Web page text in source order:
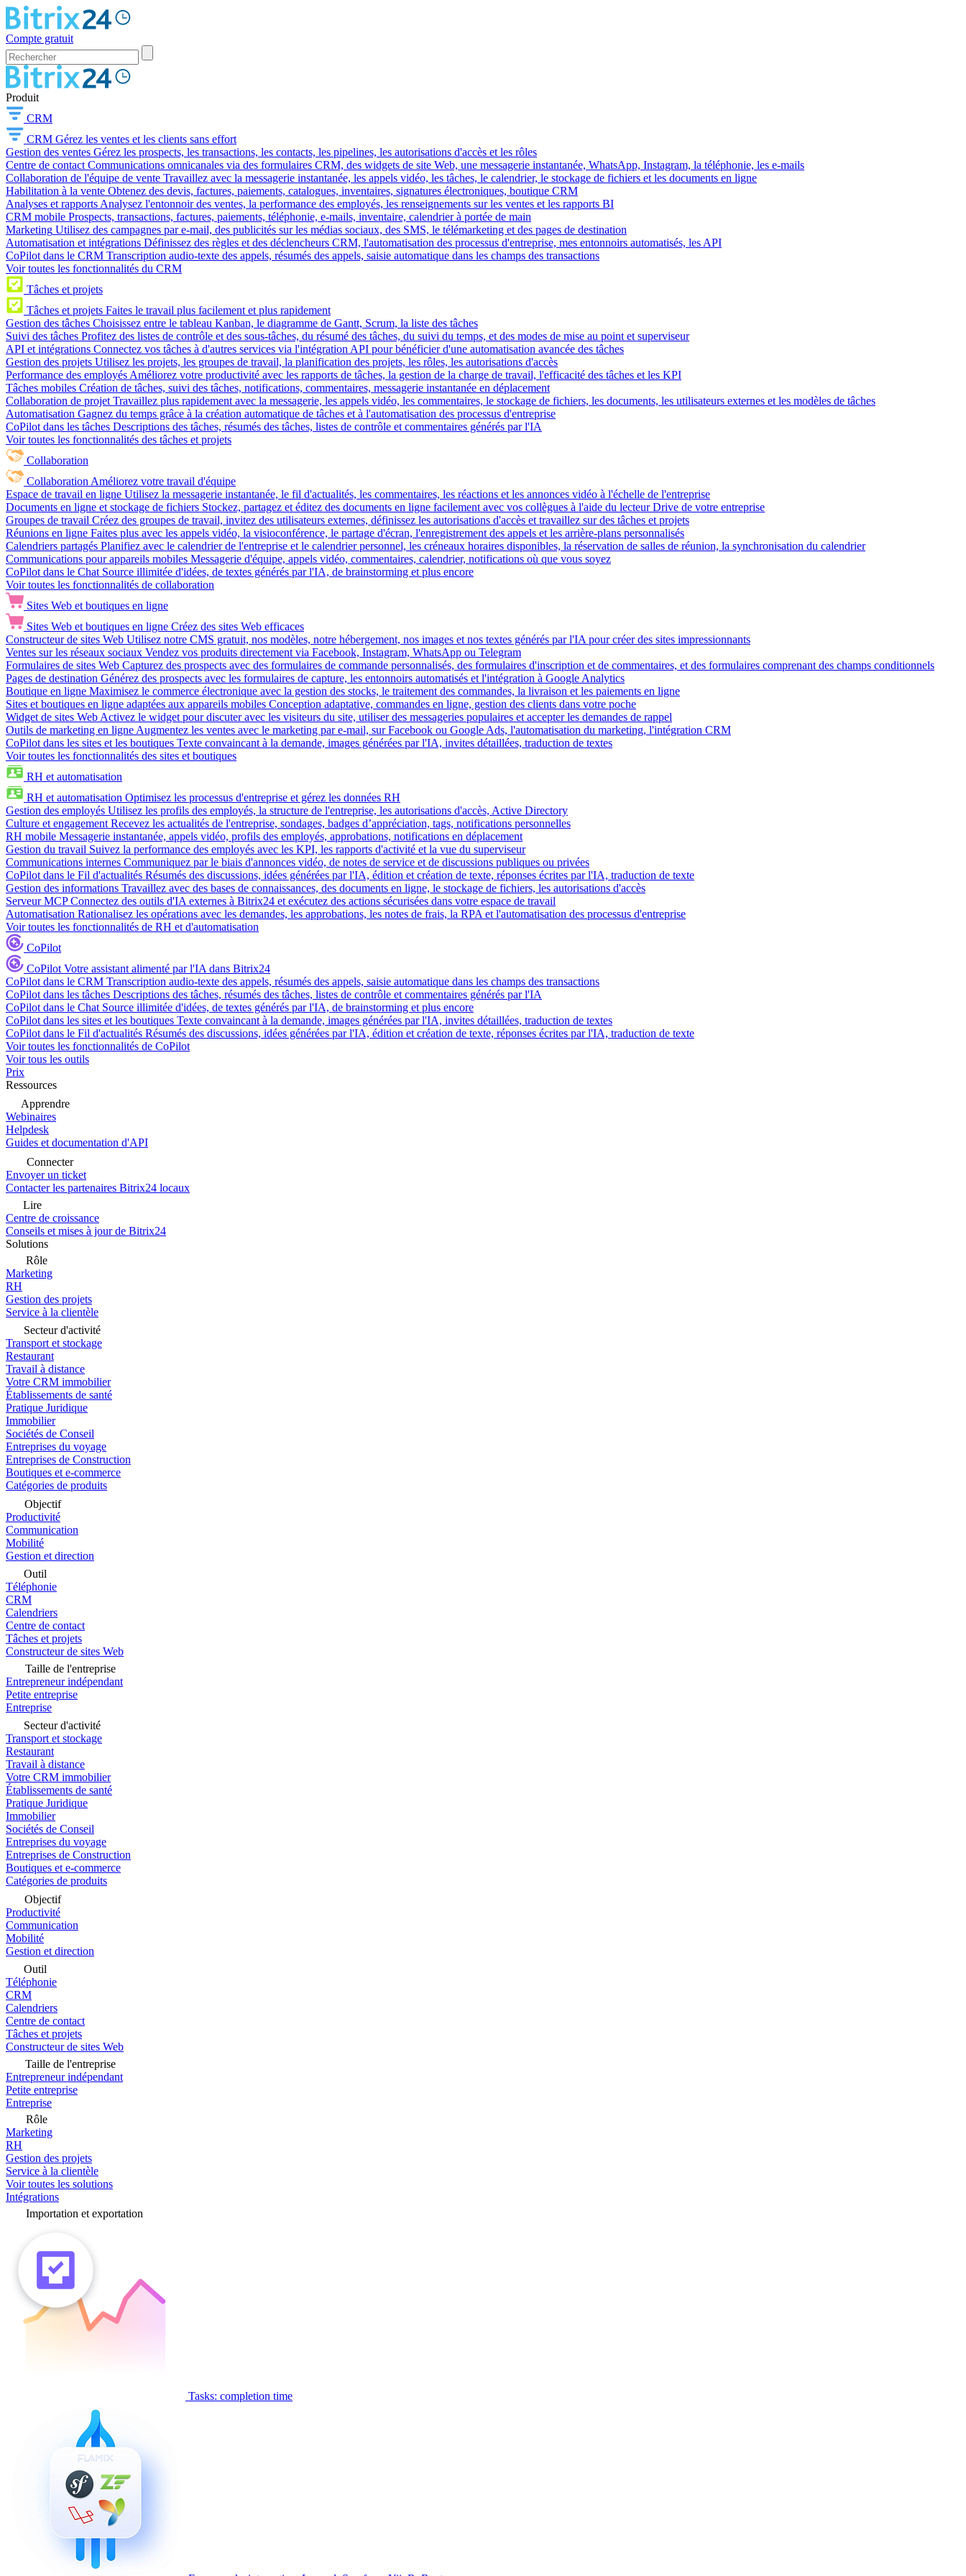
Compte gratuit
Produit
CRM
CRM Gérez les ventes et les clients sans effort
Gestion des ventes Gérez les prospects, les transactions, les contacts, les pipelines, les autorisations d'accès et les rôles
Centre de contact Communications omnicanales via des formulaires CRM, des widgets de site Web, une messagerie instantanée, WhatsApp, Instagram, la téléphonie, les e-mails
Collaboration de l'équipe de vente Travaillez avec la messagerie instantanée, les appels vidéo, les tâches, le calendrier, le stockage de fichiers et les documents en ligne
Habilitation à la vente Obtenez des devis, factures, paiements, catalogues, inventaires, signatures électroniques, boutique CRM
Analyses et rapports Analysez l'entonnoir des ventes, la performance des employés, les renseignements sur les ventes et les rapports BI
CRM mobile Prospects, transactions, factures, paiements, téléphonie, e-mails, inventaire, calendrier à portée de main
Marketing Utilisez des campagnes par e-mail, des publicités sur les médias sociaux, des SMS, le télémarketing et des pages de destination
Automatisation et intégrations Définissez des règles et des déclencheurs CRM, l'automatisation des processus d'entreprise, mes entonnoirs automatisés, les API
CoPilot dans le CRM Transcription audio-texte des appels, résumés des appels, saisie automatique dans les champs des transactions
Voir toutes les fonctionnalités du CRM
Tâches et projets
Tâches et projets Faites le travail plus facilement et plus rapidement
Gestion des tâches Choisissez entre le tableau Kanban, le diagramme de Gantt, Scrum, la liste des tâches
Suivi des tâches Profitez des listes de contrôle et des sous-tâches, du résumé des tâches, du suivi du temps, et des modes de mise au point et superviseur
API et intégrations Connectez vos tâches à d'autres services via l'intégration API pour bénéficier d'une automatisation avancée des tâches
Gestion des projets Utilisez les projets, les groupes de travail, la planification des projets, les rôles, les autorisations d'accès
Performance des employés Améliorez votre productivité avec les rapports de tâches, la gestion de la charge de travail, l'efficacité des tâches et les KPI
Tâches mobiles Création de tâches, suivi des tâches, notifications, commentaires, messagerie instantanée en déplacement
Collaboration de projet Travaillez plus rapidement avec la messagerie, les appels vidéo, les commentaires, le stockage de fichiers, les documents, les utilisateurs externes et les modèles de tâches
Automatisation Gagnez du temps grâce à la création automatique de tâches et à l'automatisation des processus d'entreprise
CoPilot dans les tâches Descriptions des tâches, résumés des tâches, listes de contrôle et commentaires générés par l'IA
Voir toutes les fonctionnalités des tâches et projets
Collaboration
Collaboration Améliorez votre travail d'équipe
Espace de travail en ligne Utilisez la messagerie instantanée, le fil d'actualités, les commentaires, les réactions et les annonces vidéo à l'échelle de l'entreprise
Documents en ligne et stockage de fichiers Stockez, partagez et éditez des documents en ligne facilement avec vos collègues à l'aide du lecteur Drive de votre entreprise
Groupes de travail Créez des groupes de travail, invitez des utilisateurs externes, définissez les autorisations d'accès et travaillez sur des tâches et projets
Réunions en ligne Faites plus avec les appels vidéo, la visioconférence, le partage d'écran, l'enregistrement des appels et les arrière-plans personnalisés
Calendriers partagés Planifiez avec le calendrier de l'entreprise et le calendrier personnel, les créneaux horaires disponibles, la réservation de salles de réunion, la synchronisation du calendrier
Communications pour appareils mobiles Messagerie d'équipe, appels vidéo, commentaires, calendrier, notifications où que vous soyez
CoPilot dans le Chat Source illimitée d'idées, de textes générés par l'IA, de brainstorming et plus encore
Voir toutes les fonctionnalités de collaboration
Sites Web et boutiques en ligne
Sites Web et boutiques en ligne Créez des sites Web efficaces
Constructeur de sites Web Utilisez notre CMS gratuit, nos modèles, notre hébergement, nos images et nos textes générés par l'IA pour créer des sites impressionnants
Ventes sur les réseaux sociaux Vendez vos produits directement via Facebook, Instagram, WhatsApp ou Telegram
Formulaires de sites Web Capturez des prospects avec des formulaires de commande personnalisés, des formulaires d'inscription et de commentaires, et des formulaires comprenant des champs conditionnels
Pages de destination Générez des prospects avec les formulaires de capture, les entonnoirs automatisés et l'intégration à Google Analytics
Boutique en ligne Maximisez le commerce électronique avec la gestion des stocks, le traitement des commandes, la livraison et les paiements en ligne
Sites et boutiques en ligne adaptées aux appareils mobiles Conception adaptative, commandes en ligne, gestion des clients dans votre poche
Widget de sites Web Activez le widget pour discuter avec les visiteurs du site, utiliser des messageries populaires et accepter les demandes de rappel
Outils de marketing en ligne Augmentez les ventes avec le marketing par e-mail, sur Facebook ou Google Ads, l'automatisation du marketing, l'intégration CRM
CoPilot dans les sites et les boutiques Texte convaincant à la demande, images générées par l'IA, invites détaillées, traduction de textes
Voir toutes les fonctionnalités des sites et boutiques
RH et automatisation
RH et automatisation Optimisez les processus d'entreprise et gérez les données RH
Gestion des employés Utilisez les profils des employés, la structure de l'entreprise, les autorisations d'accès, Active Directory
Culture et engagement Recevez les actualités de l'entreprise, sondages, badges d’appréciation, tags, notifications personnelles
RH mobile Messagerie instantanée, appels vidéo, profils des employés, approbations, notifications en déplacement
Gestion du travail Suivez la performance des employés avec les KPI, les rapports d'activité et la vue du superviseur
Communications internes Communiquez par le biais d'annonces vidéo, de notes de service et de discussions publiques ou privées
CoPilot dans le Fil d'actualités Résumés des discussions, idées générées par l'IA, édition et création de texte, réponses écrites par l'IA, traduction de texte
Gestion des informations Travaillez avec des bases de connaissances, des documents en ligne, le stockage de fichiers, les autorisations d'accès
Serveur MCP Connectez des outils d'IA externes à Bitrix24 et exécutez des actions sécurisées dans votre espace de travail
Automatisation Rationalisez les opérations avec les demandes, les approbations, les notes de frais, la RPA et l'automatisation des processus d'entreprise
Voir toutes les fonctionnalités de RH et d'automatisation
CoPilot
CoPilot Votre assistant alimenté par l'IA dans Bitrix24
CoPilot dans le CRM Transcription audio-texte des appels, résumés des appels, saisie automatique dans les champs des transactions
CoPilot dans les tâches Descriptions des tâches, résumés des tâches, listes de contrôle et commentaires générés par l'IA
CoPilot dans le Chat Source illimitée d'idées, de textes générés par l'IA, de brainstorming et plus encore
CoPilot dans les sites et les boutiques Texte convaincant à la demande, images générées par l'IA, invites détaillées, traduction de textes
CoPilot dans le Fil d'actualités Résumés des discussions, idées générées par l'IA, édition et création de texte, réponses écrites par l'IA, traduction de texte
Voir toutes les fonctionnalités de CoPilot
Voir tous les outils
Prix
Ressources
Apprendre
Webinaires
Helpdesk
Guides et documentation d'API
Connecter
Envoyer un ticket
Contacter les partenaires Bitrix24 locaux
Lire
Centre de croissance
Conseils et mises à jour de Bitrix24
Solutions
Rôle
Marketing
RH
Gestion des projets
Service à la clientèle
Secteur d'activité
Transport et stockage
Restaurant
Travail à distance
Votre CRM immobilier
Établissements de santé
Pratique Juridique
Immobilier
Sociétés de Conseil
Entreprises du voyage
Entreprises de Construction
Boutiques et e-commerce
Catégories de produits
Objectif
Productivité
Communication
Mobilité
Gestion et direction
Outil
Téléphonie
CRM
Calendriers
Centre de contact
Tâches et projets
Constructeur de sites Web
Taille de l'entreprise
Entrepreneur indépendant
Petite entreprise
Entreprise
Secteur d'activité
Transport et stockage
Restaurant
Travail à distance
Votre CRM immobilier
Établissements de santé
Pratique Juridique
Immobilier
Sociétés de Conseil
Entreprises du voyage
Entreprises de Construction
Boutiques et e-commerce
Catégories de produits
Objectif
Productivité
Communication
Mobilité
Gestion et direction
Outil
Téléphonie
CRM
Calendriers
Centre de contact
Tâches et projets
Constructeur de sites Web
Taille de l'entreprise
Entrepreneur indépendant
Petite entreprise
Entreprise
Rôle
Marketing
RH
Gestion des projets
Service à la clientèle
Voir toutes les solutions
Intégrations
Importation et exportation
Tasks: completion time